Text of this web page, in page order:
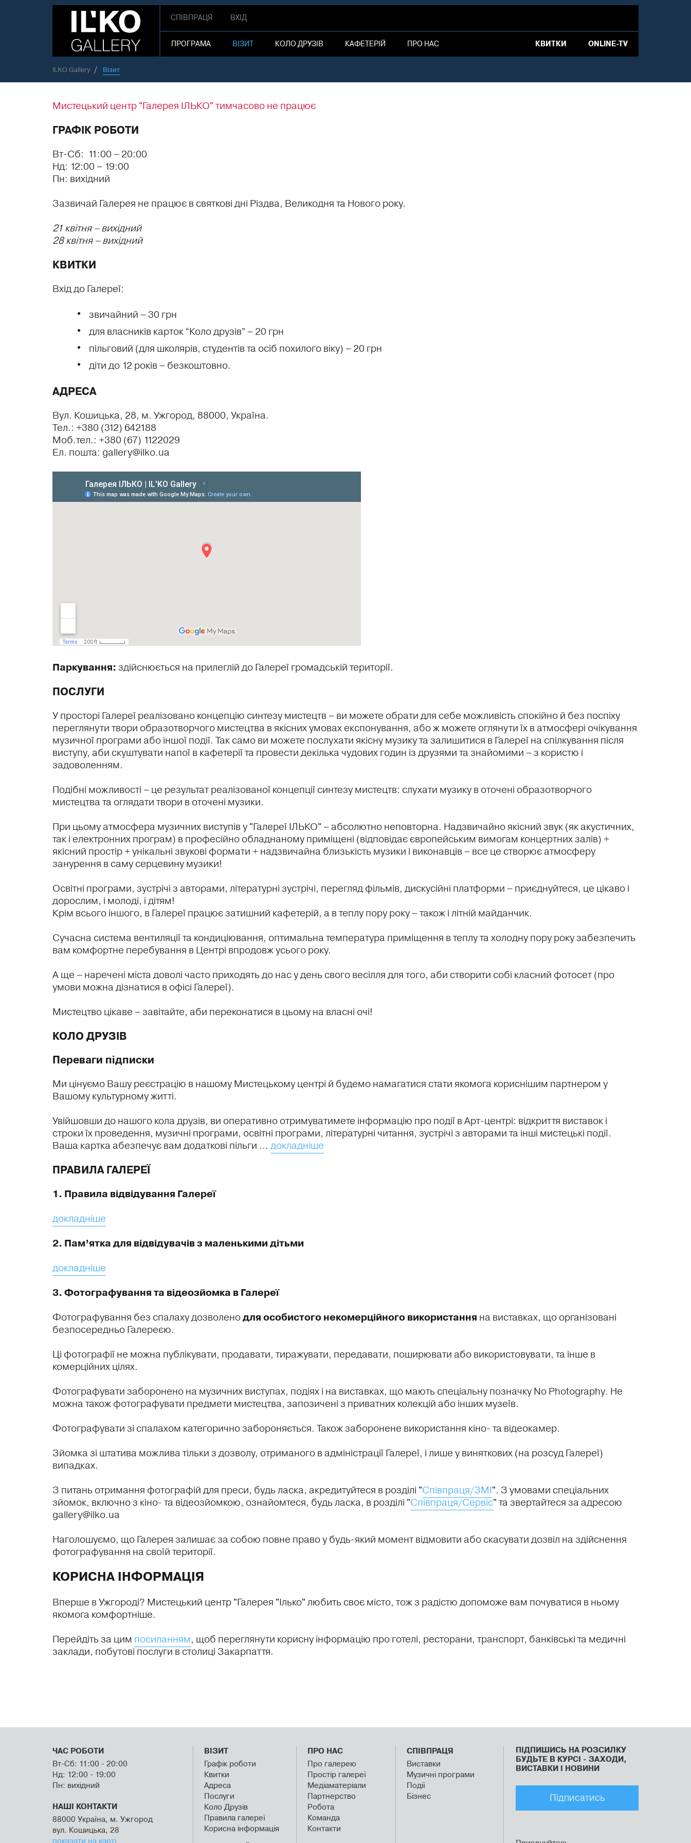
СПІВПРАЦЯ ВХIД
ПРОГРАМА ВІЗИТ КОЛО ДРУЗІВ КАФЕТЕРІЙ ПРО НАС КВИТКИ ONLINE-TV
ILKO Gallery Візит
Мистецький центр "Галерея ІЛЬКО" тимчасово не працює
ГРАФІК РОБОТИ
Вт-Сб: 11:00 – 20:00
Нд: 12:00 – 19:00
Пн: вихідний
Зазвичай Галерея не працює в святкові дні Різдва, Великодня та Нового року.
21 квітня – вихідний
28 квітня – вихідний
КВИТКИ
Вхід до Галереї:
звичайний – 30 грн
для власників карток “Коло друзів” – 20 грн
пільговий (для школярів, студентів та осіб похилого віку) – 20 грн
діти до 12 років – безкоштовно.
АДРЕСА
Вул. Кошицька, 28, м. Ужгород, 88000, Україна.
Тел.: +380 (312) 642188
Моб.тел.: +380 (67) 1122029
Ел. пошта: gallery@ilko.ua
Паркування: здійснюється на прилеглій до Галереї громадській території.
ПОСЛУГИ
У просторі Галереї реалізовано концепцію синтезу мистецтв – ви можете обрати для себе можливість спокійно й без поспіху
переглянути твори образотворчого мистецтва в якісних умовах експонування, або ж можете оглянути їх в атмосфері очікування
музичної програми або іншої події. Так само ви можете послухати якісну музику та залишитися в Галереї на спілкування після
виступу, аби скуштувати напої в кафетерії та провести декілька чудових годин із друзями та знайомими – з користю і
задоволенням.
Подібні можливості – це результат реалізованої концепції синтезу мистецтв: слухати музику в оточені образотворчого
мистецтва та оглядати твори в оточені музики.
При цьому атмосфера музичних виступів у "Галереї ІЛЬКО" – абсолютно неповторна. Надзвичайно якісний звук (як акустичних,
так і електронних програм) в професійно обладнаному приміщені (відповідає європейським вимогам концертних залів) +
якісний простір + унікальні звукові формати + надзвичайна близькість музики і виконавців – все це створює атмосферу
занурення в саму серцевину музики!
Освітні програми, зустрічі з авторами, літературні зустрічі, перегляд фільмів, дискусійні платформи – приєднуйтеся, це цікаво і
дорослим, і молоді, і дітям!
Крім всього іншого, в Галереї працює затишний кафетерій, а в теплу пору року – також і літній майданчик.
Сучасна система вентиляції та кондиціювання, оптимальна температура приміщення в теплу та холодну пору року забезпечить
вам комфортне перебування в Центрі впродовж усього року.
А ще – наречені міста доволі часто приходять до нас у день свого весілля для того, аби створити собі класний фотосет (про
умови можна дізнатися в офісі Галереї).
Мистецтво цікаве – завітайте, аби переконатися в цьому на власні очі!
КОЛО ДРУЗІВ
переваги підписки
Ми цінуємо Вашу реєстрацію в нашому Мистецькому центрі й будемо намагатися стати якомога кориснішим партнером у
Вашому культурному житті.
Увійшовши до нашого кола друзів, ви оперативно отримуватимете інформацію про події в Арт-центрі: відкриття виставок і
строки їх проведення, музичні програми, освітні програми, літературні читання, зустрічі з авторами та інші мистецькі події.
Ваша картка абезпечує вам додаткові пільги ... докладніше
ПРАВИЛА ГАЛЕРЕЇ
1. Правила відвідування Галереї
докладніше
2. Пам’ятка для відвідувачів з маленькими дітьми
докладніше
3. Фотографування та відеозйомка в Галереї
Фотографування без спалаху дозволено для особистого некомерційного використання на виставках, що організовані
безпосередньо Галереєю.
Ці фотографії не можна публікувати, продавати, тиражувати, передавати, поширювати або використовувати, та інше в
комерційних цілях.
Фотографувати заборонено на музичних виступах, подіях і на виставках, що мають спеціальну позначку No Photography. Не
можна також фотографувати предмети мистецтва, запозичені з приватних колекцій або інших музеїв.
Фотографувати зі спалахом категорично забороняється. Також заборонене використання кіно- та відеокамер.
Зйомка зі штатива можлива тільки з дозволу, отриманого в адміністрації Галереї, і лише у виняткових (на розсуд Галереї)
випадках.
З питань отримання фотографій для преси, будь ласка, акредитуйтеся в розділі "Співпраця/ЗМІ". З умовами спеціальних
зйомок, включно з кіно- та відеозйомкою, ознайомтеся, будь ласка, в розділі "Співпраця/Сервіс" та звертайтеся за адресою
gallery@ilko.ua
Наголошуємо, що Галерея залишає за собою повне право у будь-який момент відмовити або скасувати дозвіл на здійснення
фотографування на своїй території.
КОРИСНА ІНФОРМАЦІЯ
Вперше в Ужгороді? Мистецький центр "Галерея "Ілько" любить своє місто, тож з радістю допоможе вам почуватися в ньому
якомога комфортніше.
Перейдіть за цим посиланням, щоб переглянути корисну інформацію про готелі, ресторани, транспорт, банківські та медичні
заклади, побутові послуги в столиці Закарпаття.
ЧАС РОБОТИ
Вт-Сб: 11:00 - 20:00
Нд: 12:00 - 19:00
Пн: вихідний
НАШІ КОНТАКТИ
88000 Україна, м. Ужгород
вул. Кошицька, 28
ВІЗИТ
Графік роботи
Квитки
Адреса
Послуги
Коло Друзів
Правила галереї
Корисна інформація
ПРО НАС
Про галерею
Простір галереї
Медіаматеріали
Партнерство
Робота
Команда
Контакти
СПІВПРАЦЯ
Виставки
Музичні програми
Події
Бізнес
ПІДПИШИСЬ НА РОЗСИЛКУ
БУДЬТЕ В КУРСІ - ЗАХОДИ,
ВИСТАВКИ І НОВИНИ
Підписатись